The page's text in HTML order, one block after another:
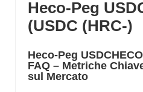
Heco-Peg
(USDC (HRC-)
Heco-Peg
FAQ – Metriche
sul Mercato